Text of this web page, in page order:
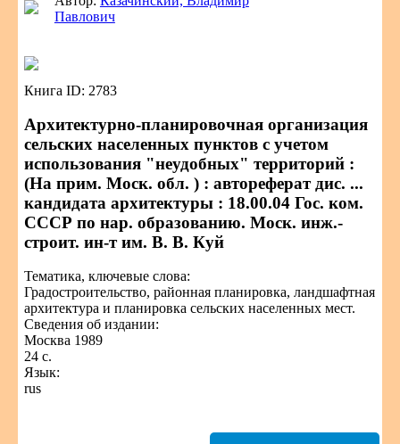
Павлович
Книга ID: 2783
Архитектурно-планировочная организация
сельских населенных пунктов с учетом
использования "неудобных" территорий :
(На прим. Моск. обл. ) : автореферат дис. ...
кандидата архитектуры : 18.00.04 Гос. ком.
СССР по нар. образованию. Моск. инж.-
строит. ин-т им. В. В. Куй
Тематика, ключевые слова:
Градостроительство, районная планировка, ландшафтная
архитектура и планировка сельских населенных мест.
Сведения об издании:
Москва 1989
24 с.
Язык:
rus